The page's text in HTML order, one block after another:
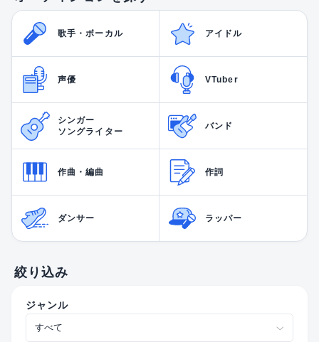
歌手・ボーカル アイドル
声優 VTuber
シンガー
ソングライター
バンド
作曲・編曲 作詞
ダンサー ラッパー
絞り込み
ジャンル